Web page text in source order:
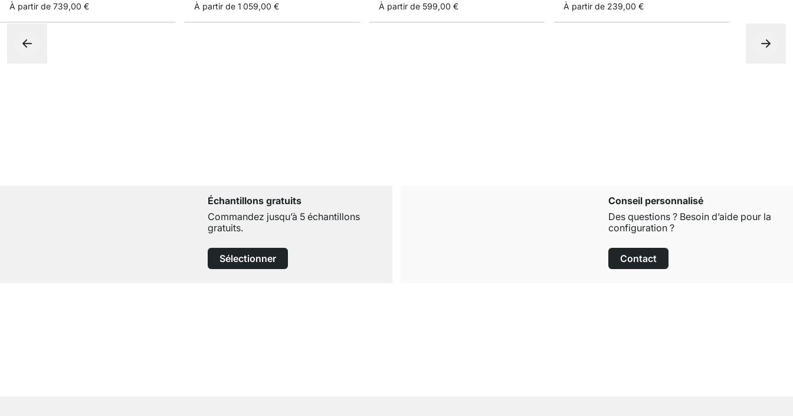
À partir de 739,00 €
À partir de 1 059,00 €
À partir de 599,00 €
À partir de 239,00 €
Échantillons gratuits
Commandez jusqu’à 5 échantillons
gratuits.
Sélectionner
Conseil personnalisé
Des questions ? Besoin d’aide pour la
configuration ?
Contact